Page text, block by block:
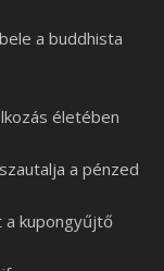
a buddhista
életében
a pénzed
a kupongyűjtő